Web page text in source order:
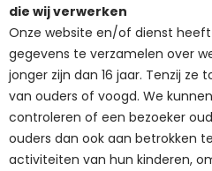
die wij verwerken
Onze website en/of dienst
gegevens te verzamelen over
jonger zijn dan 16 jaar. Tenzij
van ouders of voogd. We
controleren of een bezoeker
ouders dan ook aan betrokken
activiteiten van hun kinderen,